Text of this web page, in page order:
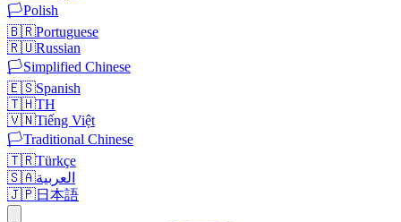
🏳️Polish
🇧🇷Portuguese
🇷🇺Russian
🏳️Simplified Chinese
🇪🇸Spanish
🇹🇭TH
🇻🇳Tiếng Việt
🏳️Traditional Chinese
🇹🇷Türkçe
🇸🇦العربية
🇯🇵日本語